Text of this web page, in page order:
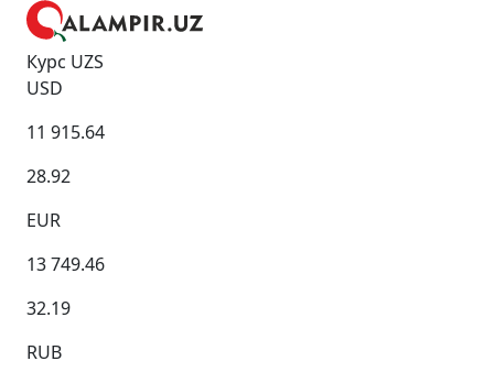
Курс UZS
USD
11 915.64
28.92
EUR
13 749.46
32.19
RUB